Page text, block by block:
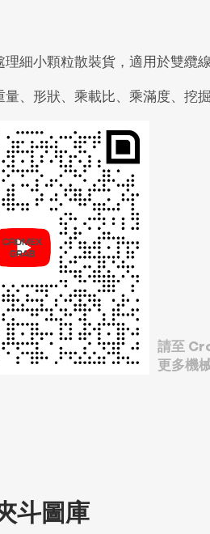
理細小顆粒散裝貨，適用於雙纜
、形狀、乘載比、乘滿度、挖
請至
更多機
斗圖庫